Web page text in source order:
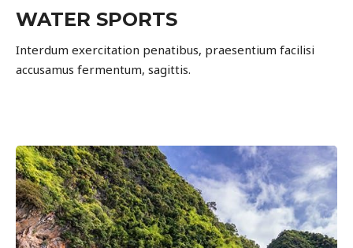
WATER SPORTS
Interdum exercitation penatibus, praesentium facilisi
accusamus fermentum, sagittis.